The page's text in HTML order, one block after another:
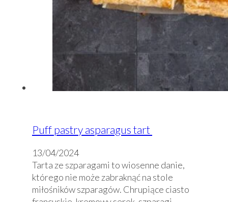
Puff pastry asparagus tart
13/04/2024
Tarta ze szparagami to wiosenne danie,
którego nie może zabraknąć na stole
miłośników szparagów. Chrupiące ciasto